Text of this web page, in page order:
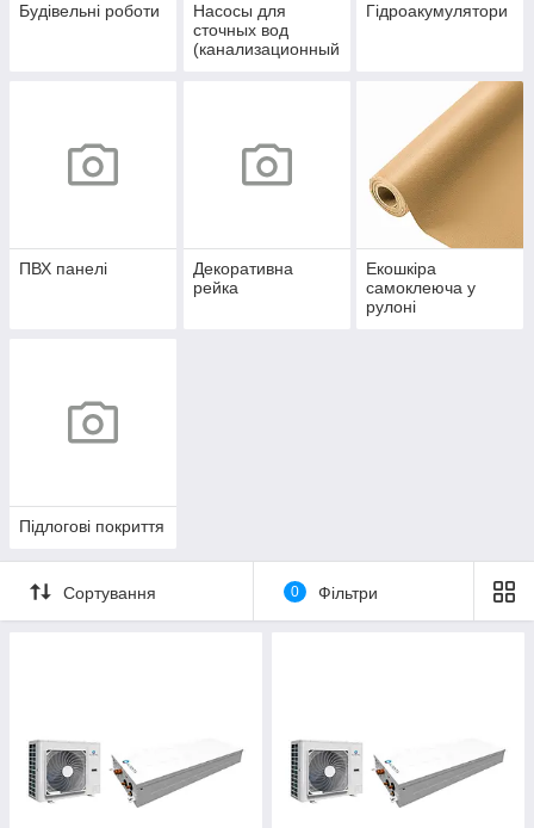
Будівельні роботи
Насосы для
сточных вод
(канализационный
Гідроакумулятори
ПВХ панелі
Декоративна
рейка
Екошкіра
самоклеюча у
рулоні
Підлогові покриття
Сортування 0 Фільтри